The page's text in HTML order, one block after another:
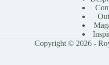
Copyright © 2026 -